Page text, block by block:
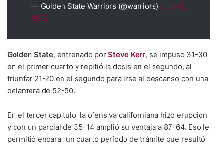
— Golden State Warriors (@warriors) June 6,
2022
Golden State, entrenado por Steve Kerr, se impuso 31-30
en el primer cuarto y repitió la dosis en el segundo, al
triunfar 21-20 en el segundo para irse al descanso con una
delantera de 52-50.
En el tercer capítulo, la ofensiva californiana hizo erupción
y con un parcial de 35-14 amplió su ventaja a 87-64. Eso le
permitió encarar un cuarto período de trámite que resultó